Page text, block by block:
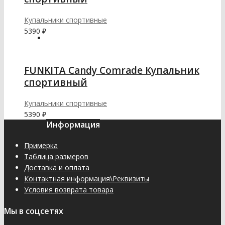
Купальники спортивные
5390 ₽
FUNKITA Candy Comrade Купальник
спортивный
Купальники спортивные
5390 ₽
Информация
Примерка
Таблица размеров
Доставка и оплата
Контактная информация\Реквизиты
Условия возврата товара
Мы в соцсетях